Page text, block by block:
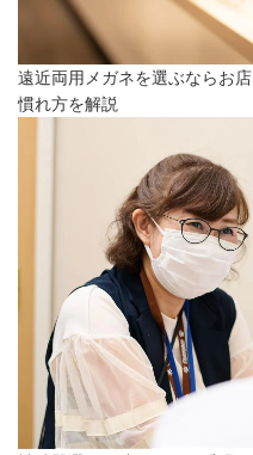
遠近両用メガネを選ぶならお
慣れ方を解説